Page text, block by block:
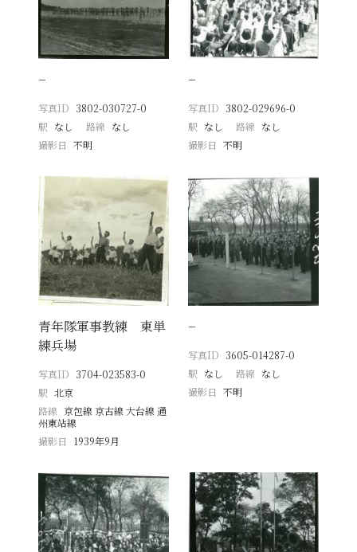
−
写真ID 3802-030727-0
駅 なし 路線 なし
撮影日
不明
−
写真ID 3802-029696-0
駅 なし 路線 なし
撮影日 不明
青年隊軍事教練 東単
練兵場
写真ID 3704-023583-0
駅 北京
路線 京包線 京古線 大台線 通
州東站線
撮影日
1939年9月
−
写真ID 3605-014287-0
駅 なし 路線 なし
撮影日 不明